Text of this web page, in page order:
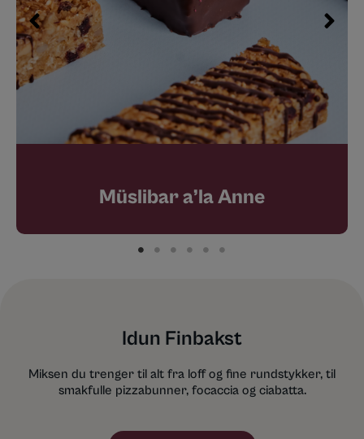
Müslibar a’la Anne
Idun Finbakst
Miksen du trenger til alt fra loff og fine rundstykker, til
smakfulle pizzabunner, focaccia og ciabatta.